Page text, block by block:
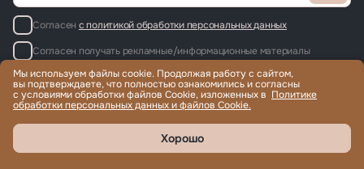
Согласен с политикой обработки персональных данных
Согласен получать рекламные/информационные материалы
Продажа и аренда элитной недвижимости по всему миру, помощь
© 2022-2026 Международная компания Anwin
Мы используем файлы cookie. Продолжая работу с сайтом,
вы подтверждаете, что полностью ознакомились и согласны
с условиями обработки файлов Cookie, изложенных в Политике
обработки персональных данных и файлов Cookie.
Хорошо